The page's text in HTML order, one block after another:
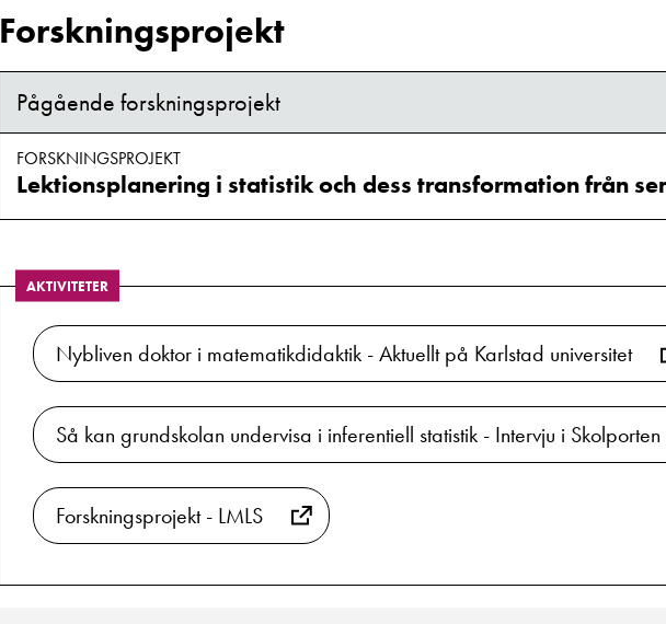
Forskningsprojekt
Pågående forskningsprojekt
FORSKNINGSPROJEKT
AKTIVITETER
Nybliven doktor i matematikdidaktik - Aktuellt på Karlstad universitet
Så kan grundskolan undervisa i inferentiell statistik - Intervju i Skolporten
Forskningsprojekt - LMLS